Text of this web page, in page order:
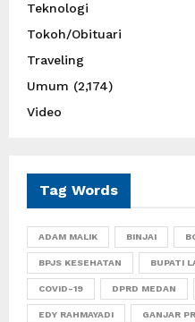
Teknologi
Tokoh/Obituari
Traveling
Umum (2,174)
Video
Tag Words
ADAM MALIK BINJAI
BPJS KESEHATAN BUPATI
COVID-19 DPRD MEDAN
EDY RAHMAYADI GANJAR